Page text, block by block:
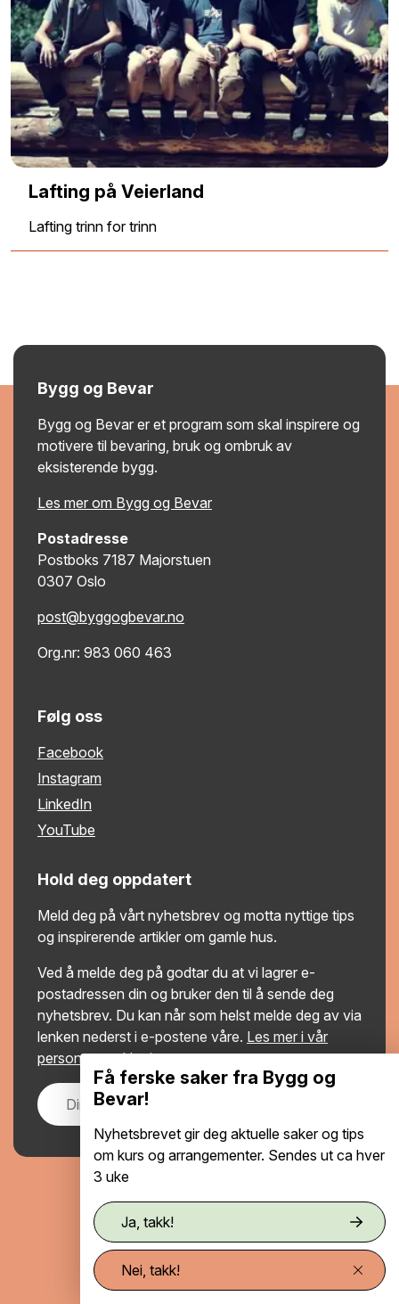
Lafting på Veierland
Lafting trinn for trinn
Bygg og Bevar
Bygg og Bevar er et program som skal inspirere og
motivere til bevaring, bruk og ombruk av
eksisterende bygg.
Les mer om Bygg og Bevar
Postadresse
Postboks 7187 Majorstuen
0307 Oslo
post@byggogbevar.no
Org.nr: 983 060 463
Følg oss
Facebook
Instagram
LinkedIn
YouTube
Hold deg oppdatert
Meld deg på vårt nyhetsbrev og motta nyttige tips
og inspirerende artikler om gamle hus.
Ved å melde deg på godtar du at vi lagrer e-
postadressen din og bruker den til å sende deg
nyhetsbrev. Du kan når som helst melde deg av via
lenken nederst i e-postene våre. Les mer i vår
personvernerklæring.
Personvernerklæring
Tilgjengelighetserklæring
Se / endre samtykke
Få ferske saker fra Bygg og
Bevar!
Nyhetsbrevet gir deg aktuelle saker og tips
om kurs og arrangementer. Sendes ut ca hver
3 uke
Ja, takk!
Nei, takk!